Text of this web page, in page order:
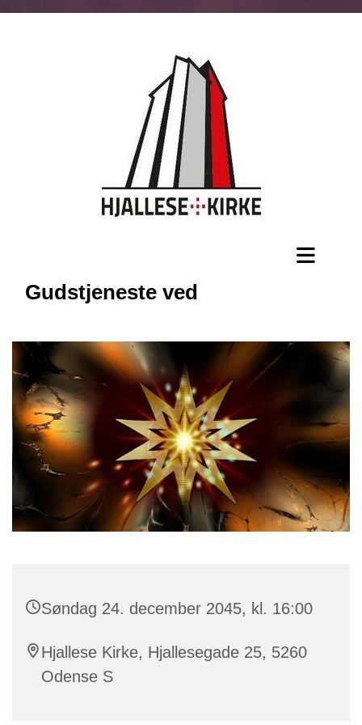
Gudstjeneste ved
Søndag 24. december 2045, kl. 16:00
Hjallese Kirke, Hjallesegade 25, 5260
Odense S